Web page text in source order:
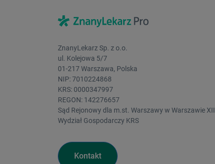
ZnanyLekarz Sp. z o.o.
ul. Kolejowa 5/7
01-217 Warszawa, Polska
NIP: 7010224868
KRS: 0000347997
REGON: 142276657
Sąd Rejonowy dla m.st. Warszawy w Warszawie XII
Wydział Gospodarczy KRS
Kontakt